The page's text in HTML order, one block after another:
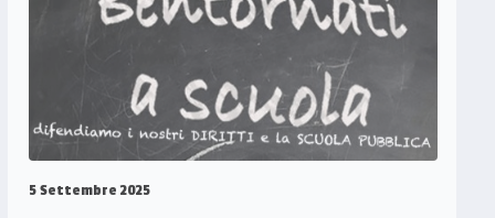
5 Settembre 2025